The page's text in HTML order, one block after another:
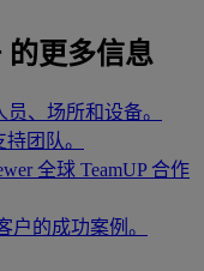
的更多信息
员、场所和设备。
团队。
全球 TeamUP 合作
户的成功案例。